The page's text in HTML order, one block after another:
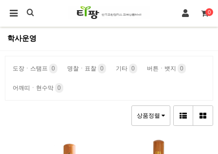
0
학사운영
도장ㆍ스탬프 0 명찰ㆍ표찰 0 기타 0 버튼ㆍ뱃지 0
어깨띠ㆍ현수막 0
상품정렬